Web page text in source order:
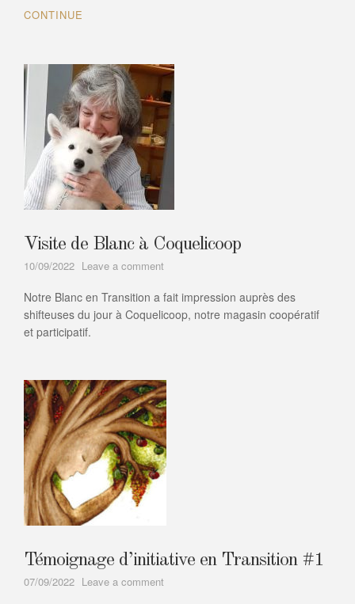
CONTINUE
Visite de Blanc à Coquelicoop
10/09/2022 Leave a comment
de
Blanc
Notre Blanc en Transition a fait impression auprès des
shifteuses du jour à Coquelicoop, notre magasin coopératif
et participatif.
Témoignage d’initiative en Transition #1
07/09/2022 Leave a comment